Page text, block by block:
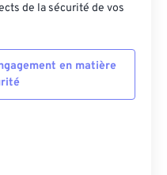
de la sécurité de vos
en matière